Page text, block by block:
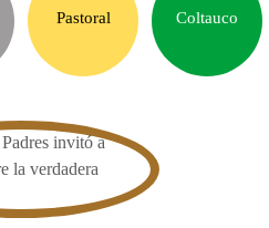
Pastoral Coltauco